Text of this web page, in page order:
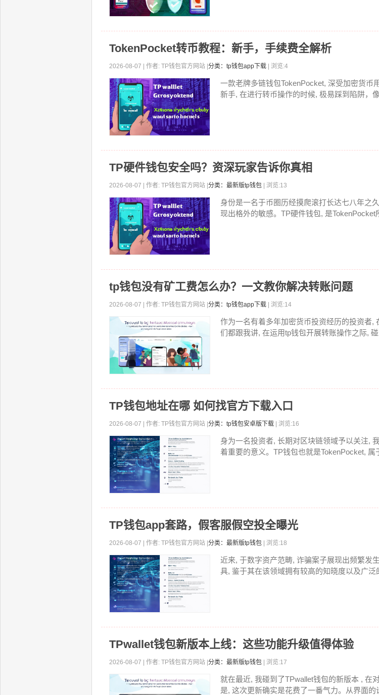
TokenPocket转币教程：新手，手续费全解析
2026-08-07 | 作者: TP钱包官方网站 | 分类：tp钱包app下载 | 浏览:4
一款老牌多链钱包TokenPocket, 深受加密货币
新手, 在进行转币操作的时候, 极易踩到陷阱，
TP硬件钱包安全吗？资深玩家告诉你真相
2026-08-07 | 作者: TP钱包官方网站 | 分类：最新版tp钱包 | 浏览:13
身份是一名于币圈历经摸爬滚打长达七八年之
现出格外的敏感。TP硬件钱包, 是
tp钱包没有矿工费怎么办？一文教你解决转账问题
2026-08-07 | 作者: TP钱包官方网站 | 分类：tp钱包app下载 | 浏览:14
作为一名有着多年加密货币投资经历的投资者,
们都跟我讲, 在运用tp钱包开展转账操作之际,
TP钱包地址在哪 如何找官方下载入口
2026-08-07 | 作者: TP钱包官方网站 | 分类：tp钱包安卓版下载 | 浏览:16
身为一名投资者, 长期对区块链领域予以关注,
着重要的意义。TP钱包也就是TokenPocket,
TP钱包app套路，假客服假空投全曝光
2026-08-07 | 作者: TP钱包官方网站 | 分类：最新版tp钱包 | 浏览:18
近来, 于数字资产范畴, 诈骗案子展现出频繁发
具, 鉴于其在该领域拥有较高的知晓度以及广泛
TPwallet钱包新版本上线：这些功能升级值得体验
2026-08-07 | 作者: TP钱包官方网站 | 分类：最新版tp钱包 | 浏览:17
就在最近, 我碰到了TPwallet钱包的新版本 , 在
是, 这次更新确实是花费了一番气力。从界面